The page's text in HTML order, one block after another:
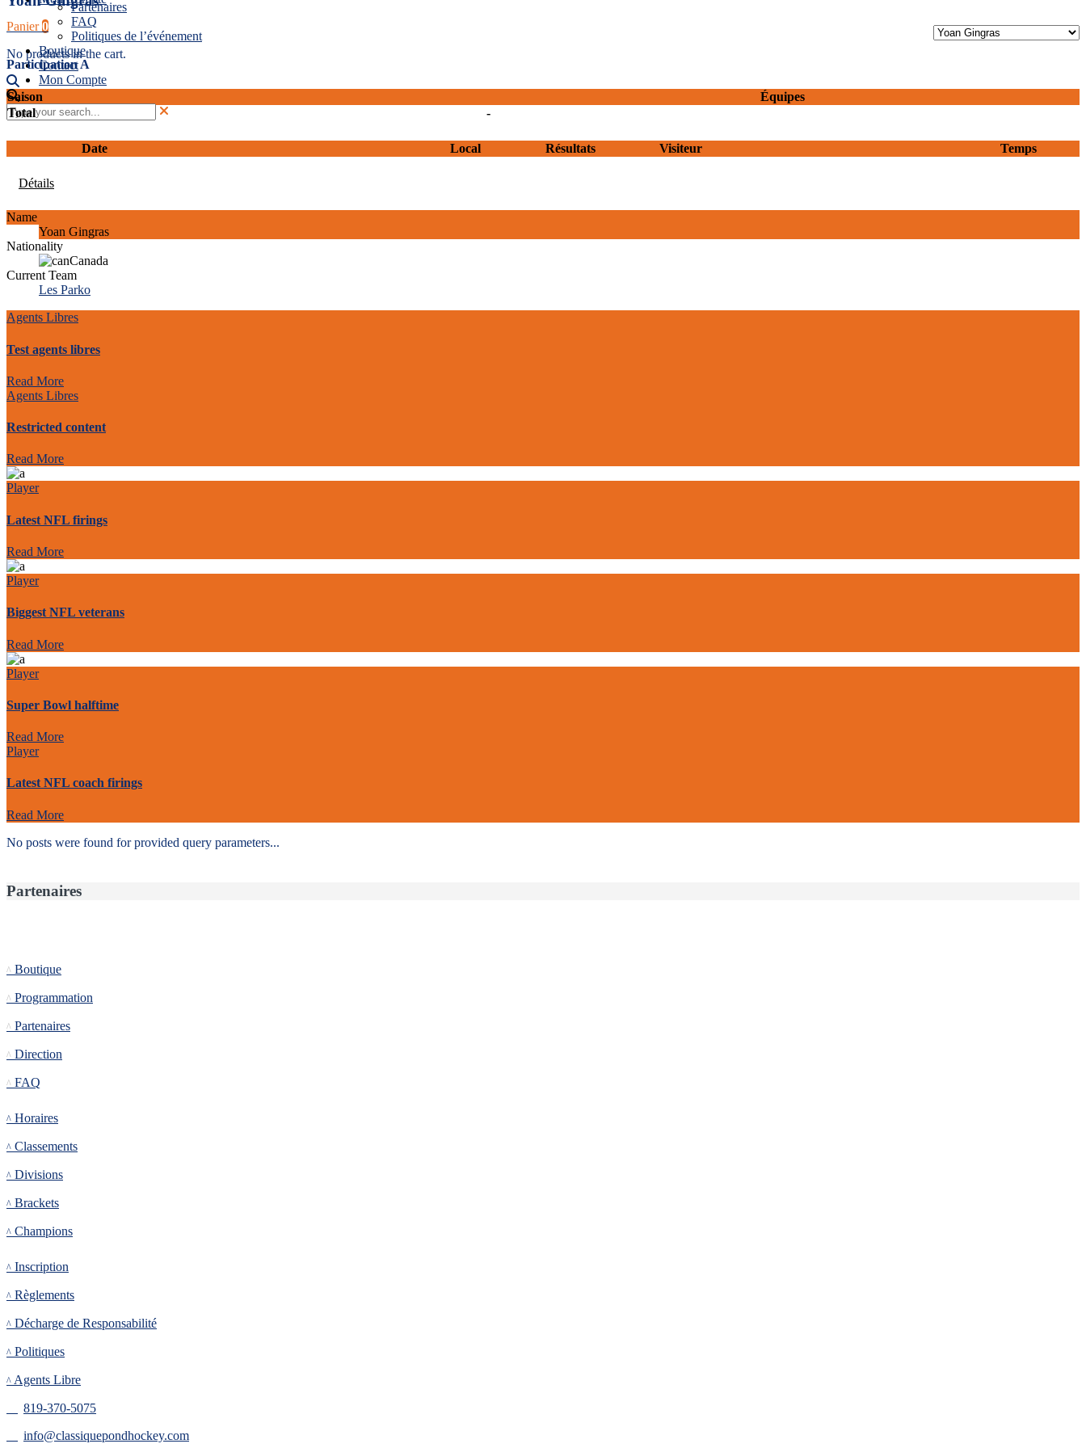
Panier 0
No products in the cart.
Partenaires
FAQ
Politiques de l’événement
Boutique
Contact
Mon Compte
Participation A
Saison
Équipes
Total
-
Date Local Résultats Visiteur Temps
Détails
Name
Yoan Gingras
Nationality
Canada
Current Team
Les Parko
Agents Libres
Test agents libres
Read More
Agents Libres
Restricted content
Read More
Player
Latest NFL firings
Read More
Player
Biggest NFL veterans
Read More
Player
Super Bowl halftime
Read More
Player
Latest NFL coach firings
Read More
No posts were found for provided query parameters...
Partenaires
Boutique
Programmation
Partenaires
Direction
FAQ
Horaires
Classements
Divisions
Brackets
Champions
Inscription
Règlements
Décharge de Responsabilité
Politiques
Agents Libre
819-370-5075
info@classiquepondhockey.com